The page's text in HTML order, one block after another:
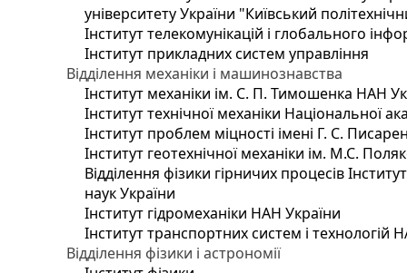
університету України "Київський
Інститут телекомунікацій і глобального
Інститут прикладних систем управління
Відділення механіки і машинознавства
Інститут механіки ім. С. П. Тимошенка НАН
Інститут технічної механіки Національної
Інститут проблем міцності імені Г. С.
Інститут геотехнічної механіки ім. М.С.
Відділення фізики гірничих процесів
наук України
Інститут гідромеханіки НАН України
Інститут транспортних систем і технологій
Відділення фізики і астрономії